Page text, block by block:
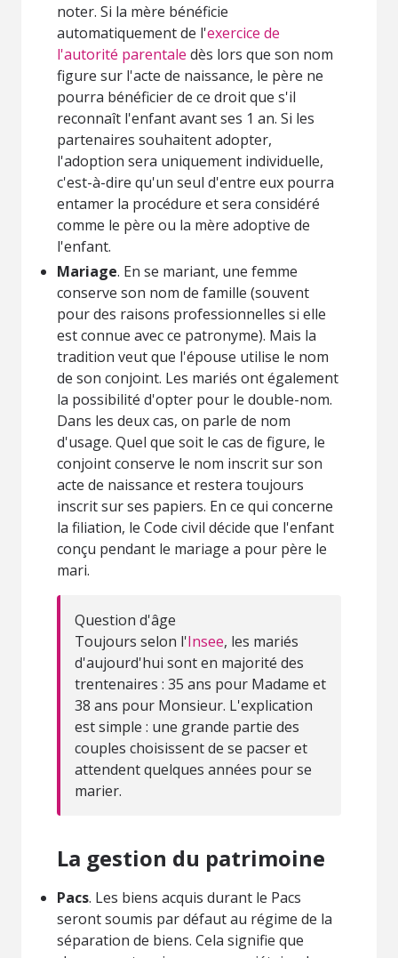
noter. Si la mère bénéficie
automatiquement de l'exercice de
l'autorité parentale dès lors que son nom
figure sur l'acte de naissance, le père ne
pourra bénéficier de ce droit que s'il
reconnaît l'enfant avant ses 1 an. Si les
partenaires souhaitent adopter,
l'adoption sera uniquement individuelle,
c'est-à-dire qu'un seul d'entre eux pourra
entamer la procédure et sera considéré
comme le père ou la mère adoptive de
l'enfant.
Mariage. En se mariant, une femme
conserve son nom de famille (souvent
pour des raisons professionnelles si elle
est connue avec ce patronyme). Mais la
tradition veut que l'épouse utilise le nom
de son conjoint. Les mariés ont également
la possibilité d'opter pour le double-nom.
Dans les deux cas, on parle de nom
d'usage. Quel que soit le cas de figure, le
conjoint conserve le nom inscrit sur son
acte de naissance et restera toujours
inscrit sur ses papiers. En ce qui concerne
la filiation, le Code civil décide que l'enfant
conçu pendant le mariage a pour père le
mari.
Question d'âge
Toujours selon l'Insee, les mariés
d'aujourd'hui sont en majorité des
trentenaires : 35 ans pour Madame et
38 ans pour Monsieur. L'explication
est simple : une grande partie des
couples choisissent de se pacser et
attendent quelques années pour se
marier.
La gestion du patrimoine
Pacs. Les biens acquis durant le Pacs
seront soumis par défaut au régime de la
séparation de biens. Cela signifie que